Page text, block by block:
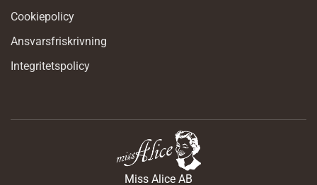
Cookiepolicy
Ansvarsfriskrivning
Integritetspolicy
Miss Alice AB